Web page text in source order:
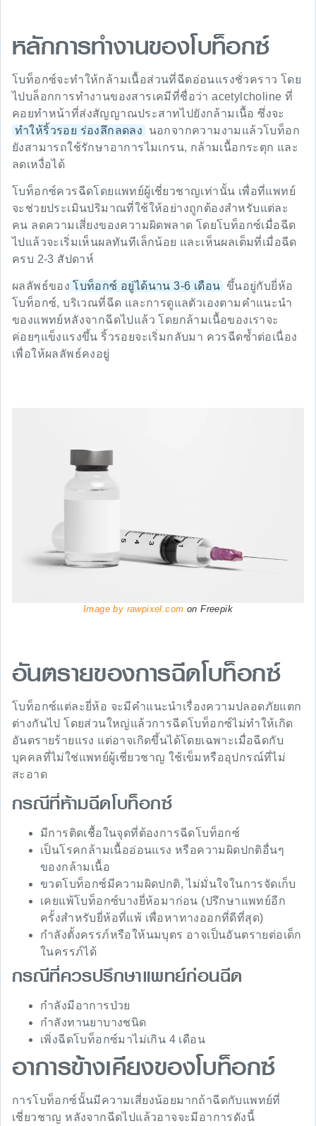
หลักการทำงานของโบท็อกซ์
โบท็อกซ์จะทำให้กล้ามเนื้อส่วนที่ฉีดอ่อนแรงชั่วคราว โดย
ไปบล็อกการทำงานของสารเคมีที่ชื่อว่า acetylcholine ที่
คอยทำหน้าที่ส่งสัญญาณประสาทไปยังกล้ามเนื้อ ซึ่งจะ
ทำให้ริ้วรอย ร่องลึกลดลง
นอกจากความงามแล้วโบท็อก
ยังสามารถใช้รักษาอาการไมเกรน, กล้ามเนื้อกระตุก และ
ลดเหงื่อได้
โบท็อกซ์ควรฉีดโดยแพทย์ผู้เชี่ยวชาญเท่านั้น เพื่อที่แพทย์
จะช่วยประเมินปริมาณที่ใช้ให้อย่างถูกต้องสำหรับแต่ละ
คน ลดความเสี่ยงของความผิดพลาด โดยโบท็อกซ์เมื่อฉีด
ไปแล้วจะเริ่มเห็นผลทันทีเล็กน้อย และเห็นผลเต็มที่เมื่อฉีด
ครบ 2-3 สัปดาห์
ผลลัพธ์ของ โบท็อกซ์ อยู่ได้นาน 3-6 เดือน ขึ้นอยู่กับยี่ห้อ
โบท็อกซ์, บริเวณที่ฉีด และการดูแลตัวเองตามคำแนะนำ
ของแพทย์หลังจากฉีดไปแล้ว โดยกล้ามเนื้อของเราจะ
ค่อยๆแข็งแรงขึ้น ริ้วรอยจะเริ่มกลับมา ควรฉีดซ้ำต่อเนื่อง
เพื่อให้ผลลัพธ์คงอยู่
Image by rawpixel.com on Freepik
อันตรายของการฉีดโบท็อกซ์
โบท็อกซ์แต่ละยี่ห้อ จะมีคำแนะนำเรื่องความปลอดภัยแตก
ต่างกันไป โดยส่วนใหญ่แล้วการฉีดโบท็อกซ์ไม่ทำให้เกิด
อันตรายร้ายแรง แต่อาจเกิดขึ้นได้โดยเฉพาะเมื่อฉีดกับ
บุคคลที่ไม่ใช่แพทย์ผู้เชี่ยวชาญ ใช้เข็มหรืออุปกรณ์ที่ไม่
สะอาด
กรณีที่ห้ามฉีดโบท็อกซ์
มีการติดเชื้อในจุดที่ต้องการฉีดโบท็อกซ์
เป็นโรคกล้ามเนื้ออ่อนแรง หรือความผิดปกติอื่นๆ
ของกล้ามเนื้อ
ขวดโบท็อกซ์มีความผิดปกติ, ไม่มั่นใจในการจัดเก็บ
เคยแพ้โบท็อกซ์บางยี่ห้อมาก่อน (ปรึกษาแพทย์อีก
ครั้งสำหรับยี่ห้อที่แพ้ เพื่อหาทางออกที่ดีที่สุด)
กำลังตั้งครรภ์หรือให้นมบุตร อาจเป็นอันตรายต่อเด็ก
ในครรภ์ได้
กรณีที่ควรปรึกษาแพทย์ก่อนฉีด
กำลังมีอาการป่วย
กำลังทานยาบางชนิด
เพิ่งฉีดโบท็อกซ์มาไม่เกิน 4 เดือน
อาการข้างเคียงของโบท็อกซ์
การโบท็อกซ์นั้นมีความเสี่ยงน้อยมากถ้าฉีดกับแพทย์ที่
เชี่ยวชาญ หลังจากฉีดไปแล้วอาจจะมีอาการดังนี้